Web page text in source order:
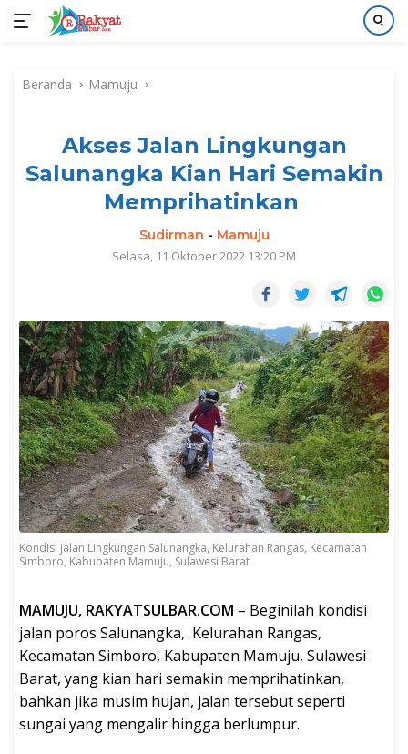
kontenBeranda Mamuju
Akses Jalan Lingkungan
Salunangka Kian Hari Semakin
Memprihatinkan
Sudirman - Mamuju
Selasa, 11 Oktober 2022 13:20 PM
Kondisi jalan Lingkungan Salunangka, Kelurahan Rangas, Kecamatan
Simboro, Kabupaten Mamuju, Sulawesi Barat
MAMUJU, RAKYATSULBAR.COM – Beginilah kondisi
jalan poros Salunangka, Kelurahan Rangas,
Kecamatan Simboro, Kabupaten Mamuju, Sulawesi
Barat, yang kian hari semakin memprihatinkan,
bahkan jika musim hujan, jalan tersebut seperti
sungai yang mengalir hingga berlumpur.